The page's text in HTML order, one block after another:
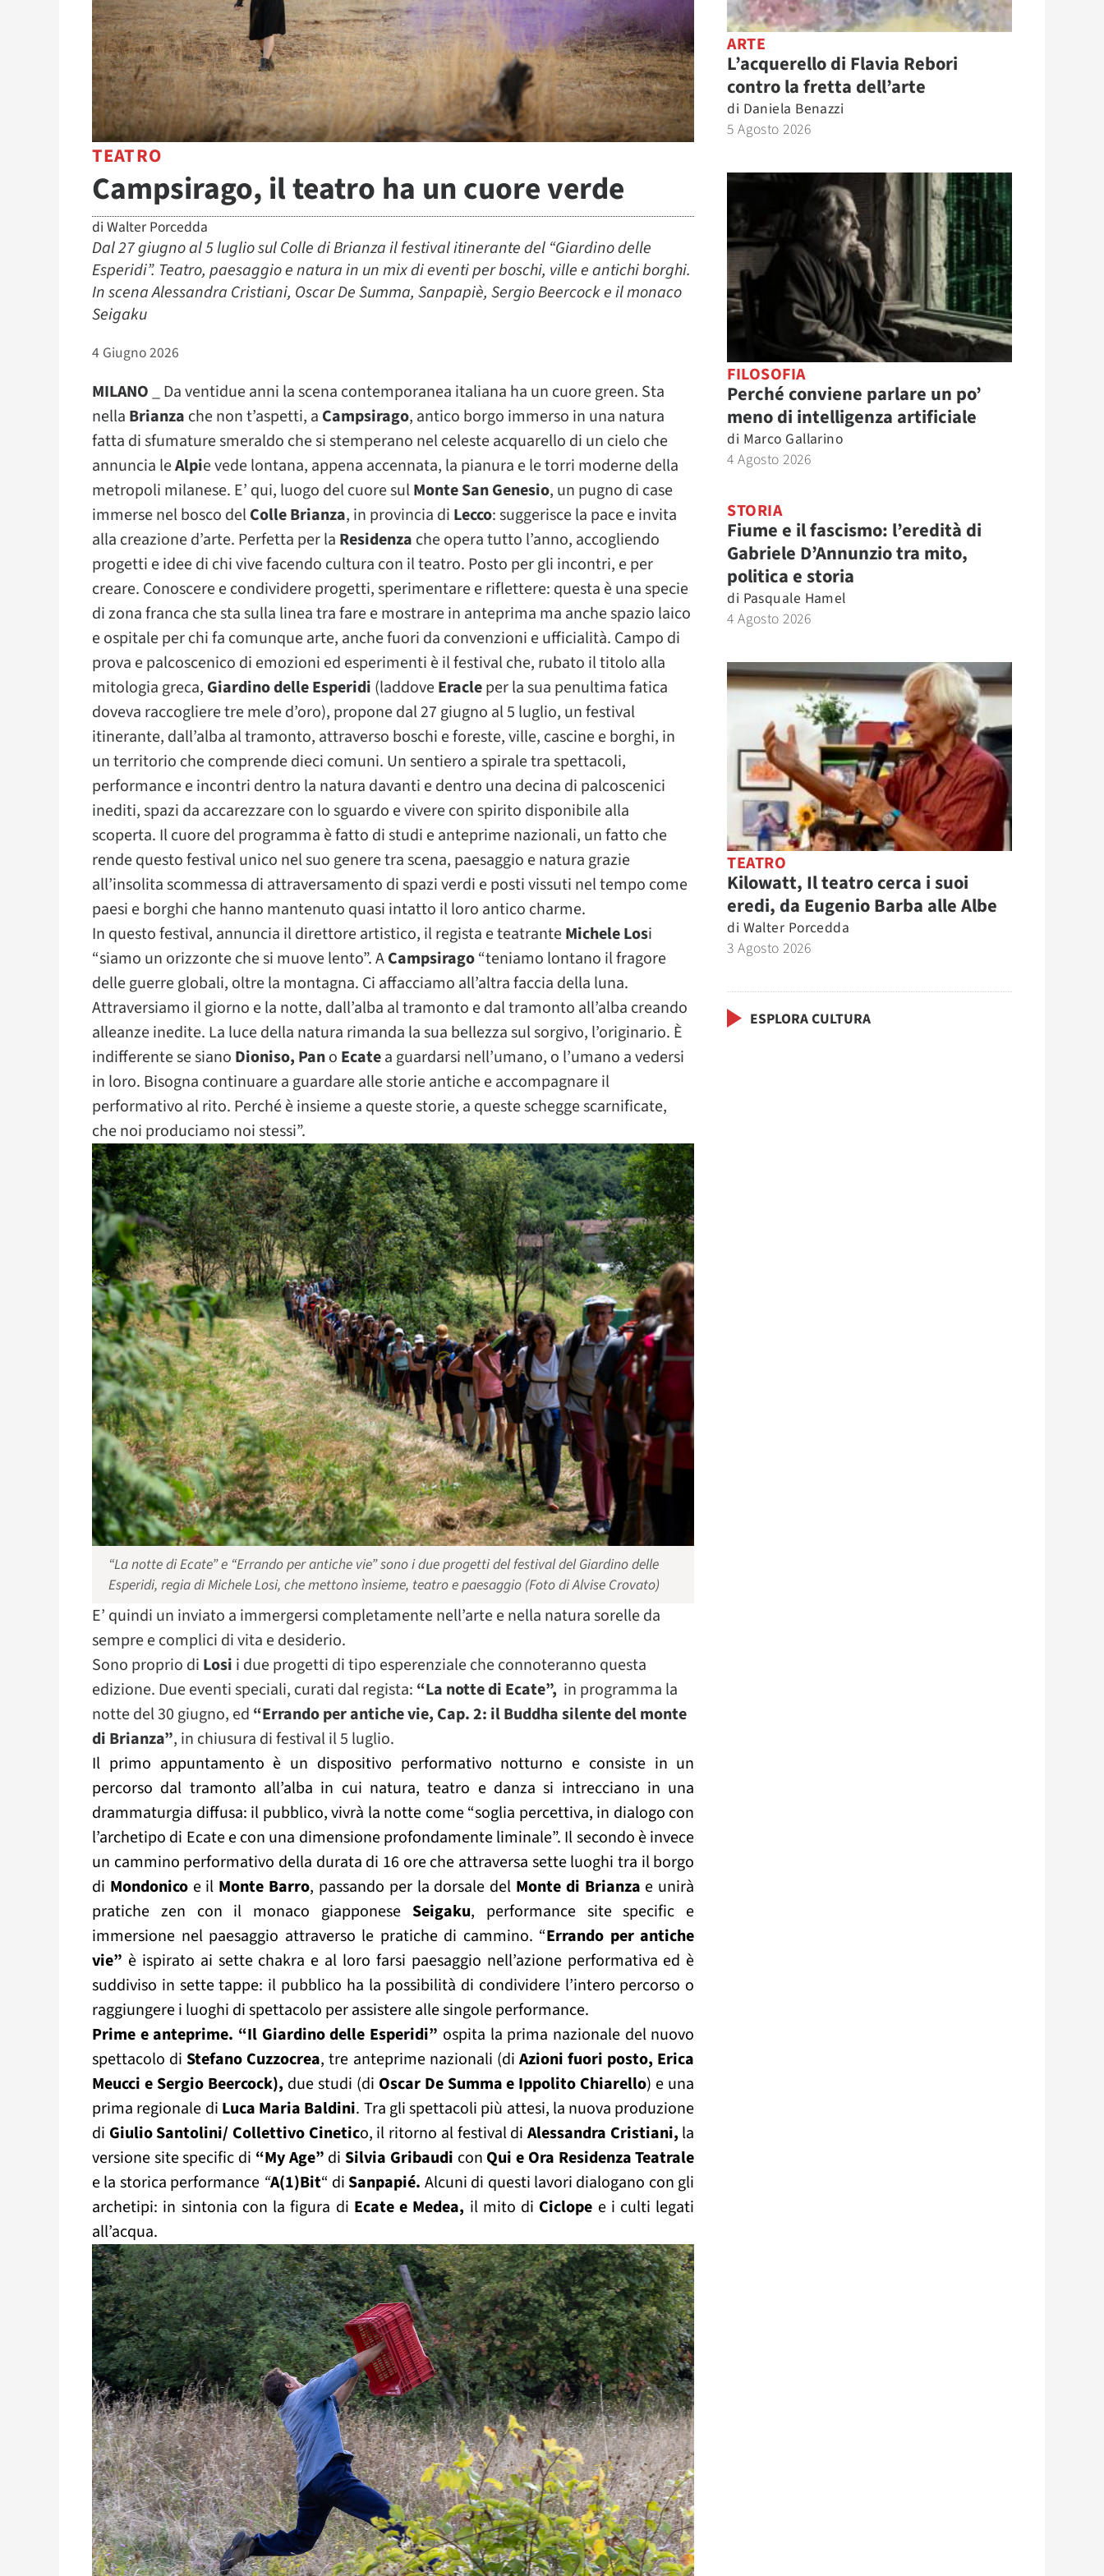
TEATRO
Campsirago, il teatro ha un cuore verde
di Walter Porcedda
Dal 27 giugno al 5 luglio sul Colle di Brianza il festival itinerante del “Giardino delle
Esperidi”. Teatro, paesaggio e natura in un mix di eventi per boschi, ville e antichi borghi.
In scena Alessandra Cristiani, Oscar De Summa, Sanpapiè, Sergio Beercock e il monaco
Seigaku
4 Giugno 2026
MILANO_ Da ventidue anni la scena contemporanea italiana ha un cuore green. Sta
nella Brianza che non t’aspetti, a Campsirago, antico borgo immerso in una natura
fatta di sfumature smeraldo che si stemperano nel celeste acquarello di un cielo che
annuncia leAlpie vede lontana, appena accennata, la pianura e le torri moderne della
metropoli milanese. E’ qui, luogo del cuore sulMonte San Genesio, un pugno di case
immerse nel bosco delColle Brianza, in provincia di Lecco: suggerisce la pace e invita
alla creazione d’arte. Perfetta per la Residenza che opera tutto l’anno, accogliendo
progetti e idee di chi vive facendo cultura con il teatro. Posto per gli incontri, e per
creare. Conoscere e condividere progetti, sperimentare e riflettere: questa è una specie
di zona franca che sta sulla linea tra fare e mostrare in anteprima ma anche spazio laico
e ospitale per chi fa comunque arte, anche fuori da convenzioni e ufficialità. Campo di
prova e palcoscenico di emozioni ed esperimenti è il festival che, rubato il titolo alla
mitologia greca, Giardino delle Esperidi (laddoveEracleper la sua penultima fatica
doveva raccogliere tre mele d’oro), propone dal 27 giugno al 5 luglio, un festival
itinerante, dall’alba al tramonto, attraverso boschi e foreste, ville, cascine e borghi, in
un territorio che comprende dieci comuni. Un sentiero a spirale tra spettacoli,
performance e incontri dentro la natura davanti e dentro una decina di palcoscenici
inediti, spazi da accarezzare con lo sguardo e vivere con spirito disponibile alla
scoperta. Il cuore del programma è fatto di studi e anteprime nazionali, un fatto che
rende questo festival unico nel suo genere tra scena, paesaggio e natura grazie
all’insolita scommessa di attraversamento di spazi verdi e posti vissuti nel tempo come
paesi e borghi che hanno mantenuto quasi intatto il loro antico charme.
In questo festival, annuncia il direttore artistico, il regista e teatranteMichele Losi
“siamo un orizzonte che si muove lento”. ACampsirago“teniamo lontano il fragore
delle guerre globali, oltre la montagna. Ci affacciamo all’altra faccia della luna.
Attraversiamo il giorno e la notte, dall’alba al tramonto e dal tramonto all’alba creando
alleanze inedite. La luce della natura rimanda la sua bellezza sul sorgivo, l’originario. È
indifferente se siano Dioniso, Pano Ecatea guardarsi nell’umano, o l’umano a vedersi
in loro. Bisogna continuare a guardare alle storie antiche e accompagnare il
performativo al rito. Perché è insieme a queste storie, a queste schegge scarnificate,
che noi produciamo noi stessi”.
“La notte di Ecate” e “Errando per antiche vie” sono i due progetti del festival del Giardino delle
Esperidi, regia di Michele Losi, che mettono ìnsieme, teatro e paesaggio (Foto di Alvise Crovato)
E’ quindi un inviato a immergersi completamente nell’arte e nella natura sorelle da
sempre e complici di vita e desiderio.
Sono proprio di Losi i due progetti di tipo esperenziale che connoteranno questa
edizione. Due eventi speciali, curati dal regista: “La notte di Ecate”, in programma la
notte del 30 giugno, ed “Errando per antiche vie, Cap. 2: il Buddha silente del monte
di Brianza”, in chiusura di festival il 5 luglio.
Il primo appuntamento è un dispositivo performativo notturno e consiste in un
percorso dal tramonto all’alba in cui natura, teatro e danza si intrecciano in una
drammaturgia diffusa: il pubblico, vivrà la notte come “soglia percettiva, in dialogo con
l’archetipo di Ecate e con una dimensione profondamente liminale”. Il secondo è invece
un cammino performativo della durata di 16 ore che attraversa sette luoghi tra il borgo
di Mondonicoe il Monte Barro, passando per la dorsale del Monte di Brianza e unirà
pratiche zen con il monaco giapponese Seigaku, performance site specific e
immersione nel paesaggio attraverso le pratiche di cammino. “Errando per antiche
vie” èispirato ai sette chakra e al loro farsi paesaggio nell’azione performativa ed è
suddiviso in sette tappe: il pubblico ha la possibilità di condividere l’intero percorso o
raggiungere i luoghi di spettacolo per assistere alle singole performance.
Prime e anteprime. “Il Giardino delle Esperidi” ospita la prima nazionale del nuovo
spettacolo di Stefano Cuzzocrea, tre anteprime nazionali (di Azioni fuori posto, Erica
Meucci e Sergio Beercock), due studi (di Oscar De Summa e Ippolito Chiarello) e una
prima regionale di Luca Maria Baldini. Tra gli spettacoli più attesi, la nuova produzione
di Giulio Santolini/ Collettivo Cinetico, il ritorno al festival di Alessandra Cristiani, la
versione site specific di “My Age” di Silvia Gribaudi con Qui e Ora Residenza Teatrale
e la storica performance “A(1)Bit“ di Sanpapié. Alcuni di questi lavori dialogano con gli
archetipi: in sintonia con la figura di Ecate e Medea, il mito di Ciclope e i culti legati
all’acqua.
ARTE
L’acquerello di Flavia Rebori
contro la fretta dell’arte
di Daniela Benazzi
5 Agosto 2026
FILOSOFIA
Perché conviene parlare un po’
meno di intelligenza artificiale
di Marco Gallarino
4 Agosto 2026
STORIA
Fiume e il fascismo: l’eredità di
Gabriele D’Annunzio tra mito,
politica e storia
di Pasquale Hamel
4 Agosto 2026
TEATRO
Kilowatt, Il teatro cerca i suoi
eredi, da Eugenio Barba alle Albe
di Walter Porcedda
3 Agosto 2026
ESPLORA CULTURA